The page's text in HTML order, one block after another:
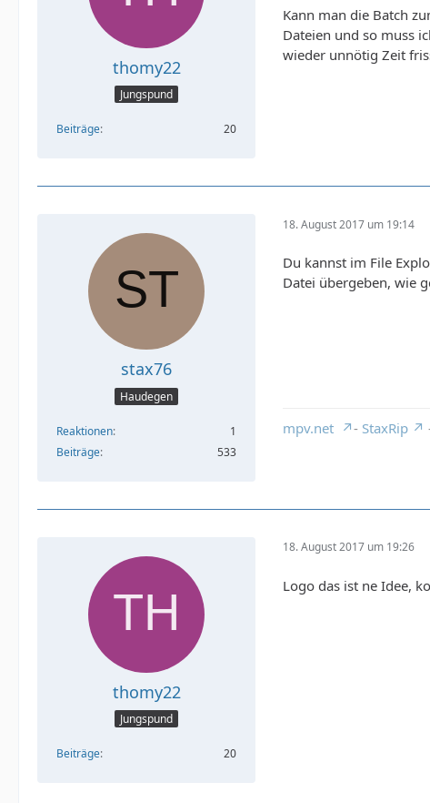
thomy22
Jungspund
Beiträge 20
Kann man die Batch
Dateien und so muss
wieder unnötig Zeit
stax76
Haudegen
Reaktionen
1
Beiträge
533
18. August 2017 um 19:14
Du kannst im File
Datei übergeben, wie
mpv.net - StaxRip
thomy22
Jungspund
Beiträge 20
18. August 2017 um 19:26
Logo das ist ne Idee,